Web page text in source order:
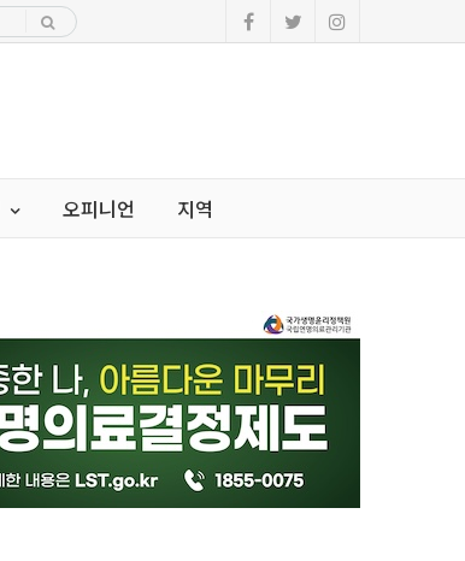
오피니언 지역